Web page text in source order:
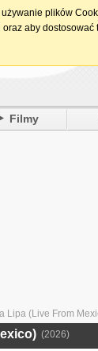
Filmy
Lipa (Live From
(2026)
plików
aby